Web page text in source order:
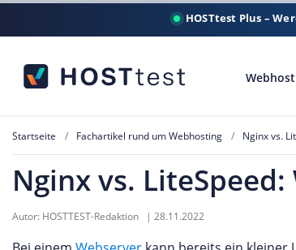
HOSTtest Plus –
Startseite Fachartikel rund um Webhosting Nginx vs.
Nginx vs.
Autor: HOSTTEST-Redaktion | 28.11.2022